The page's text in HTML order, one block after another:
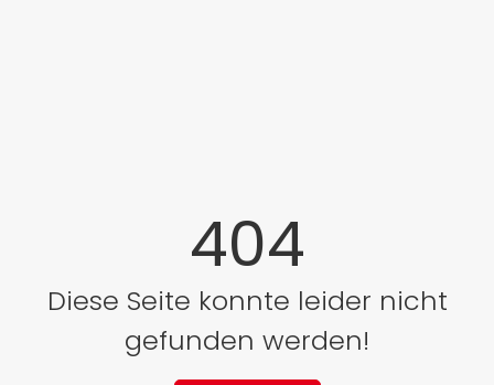
404
Diese Seite konnte leider nicht
gefunden werden!